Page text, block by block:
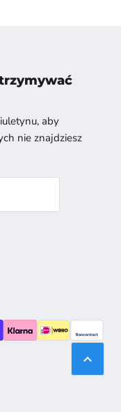
aby
nie znajdziesz